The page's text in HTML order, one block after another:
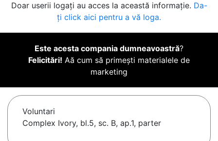
Doar userii logați au acces la această informație. Da-
ți click aici pentru a vă loga.
Este acesta compania dumneavoastră?
Felicitări! Aă cum să primești materialele de
marketing
Voluntari
Complex Ivory, bl.5, sc. B, ap.1, parter